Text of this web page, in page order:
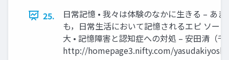
25.
日常記憶 • 我々は体験のなかに生きる – あ
も，日常生活において記憶されるエピ ソー
大 • 記憶障害と認知症への対処 – 安田清（
http://homepage3.nifty.com/